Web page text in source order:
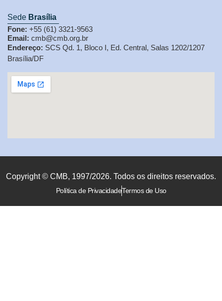
Sede Brasília
Fone: +55 (61) 3321-9563
Email: cmb@cmb.org.br
Endereço: SCS Qd. 1, Bloco I, Ed. Central, Salas 1202/1207
Brasília/DF
Copyright © CMB, 1997/2026. Todos os direitos reservados.
Política de PrivacidadeTermos de Uso